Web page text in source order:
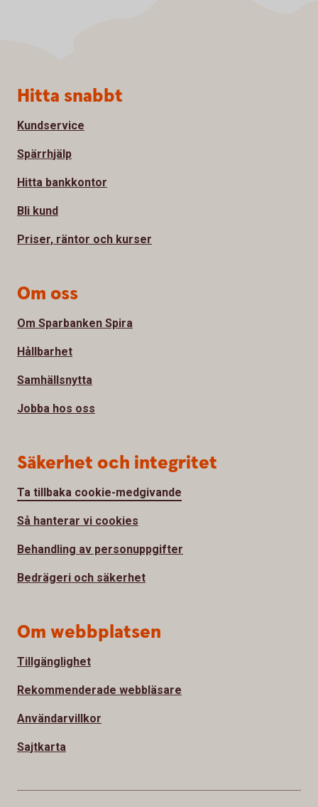
Sidfot
Hitta snabbt
Kundservice
Spärrhjälp
Hitta bankkontor
Bli kund
Priser, räntor och kurser
Om oss
Om Sparbanken Spira
Hållbarhet
Samhällsnytta
Jobba hos oss
Säkerhet och integritet
Ta tillbaka cookie-medgivande
Så hanterar vi cookies
Behandling av personuppgifter
Bedrägeri och säkerhet
Om webbplatsen
Tillgänglighet
Rekommenderade webbläsare
Användarvillkor
Sajtkarta